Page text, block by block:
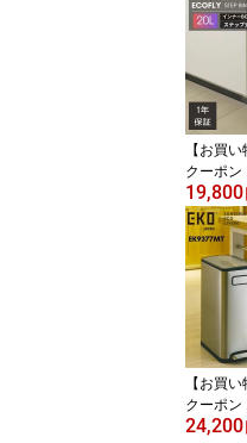
ジュニア
【お買
クーポン
ゴミ箱
K9377
容量 ス
縦型 縦
エコフラ
おしゃ
19,800
【お買
クーポン
ゴミ箱
24,200